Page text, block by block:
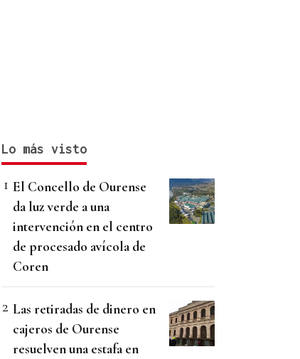
Lo más visto
El Concello de Ourense
da luz verde a una
intervención en el centro
de procesado avícola de
Coren
Las retiradas de dinero en
cajeros de Ourense
resuelven una estafa en